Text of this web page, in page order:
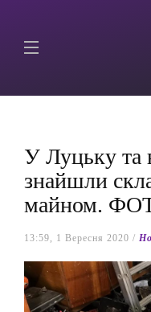
У Луцьку та
знайшли
майном.
13:59, 1 Вересня 2020 /